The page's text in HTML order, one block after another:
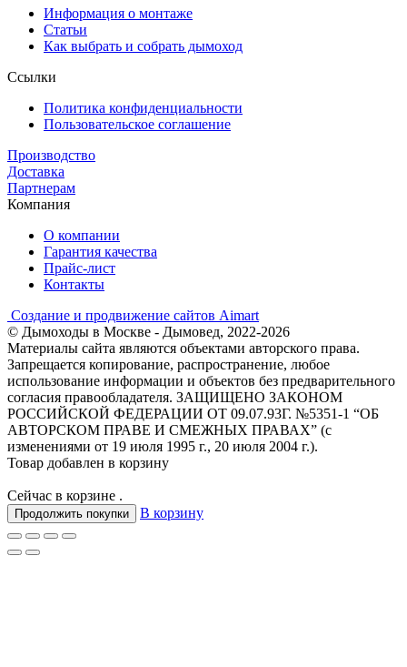
Информация о монтаже
Статьи
Как выбрать и собрать дымоход
Ссылки
Политика конфиденциальности
Пользовательское соглашение
Производство
Доставка
Партнерам
Компания
О компании
Гарантия качества
Прайс-лист
Контакты
Создание и продвижение сайтов Aimart
© Дымоходы в Москве - Дымовед, 2022-2026
Материалы сайта являются объектами авторского права.
Запрещается копирование, распространение, любое
использование информации и объектов без предварительного
согласия правообладателя. ЗАЩИЩЕНО ЗАКОНОМ
РОССИЙСКОЙ ФЕДЕРАЦИИ ОТ 09.07.93Г. №5351-1 “ОБ
АВТОРСКОМ ПРАВЕ И СМЕЖНЫХ ПРАВАХ” (с
изменениями от 19 июля 1995 г., 20 июля 2004 г.).
Товар добавлен в корзину
Сейчас в корзине .
Продолжить покупки В корзину